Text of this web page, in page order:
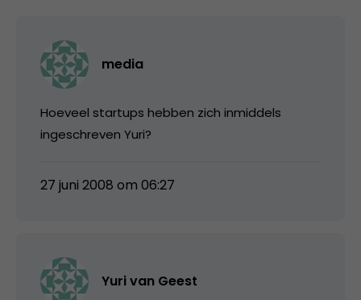
media
Hoeveel startups hebben zich inmiddels
ingeschreven Yuri?
27 juni 2008 om 06:27
Yuri van Geest